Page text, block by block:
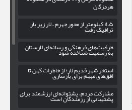
هرمزگان
۱۱.۵ کیلومتر از محور جهرم ـ لار زیر بار
ترافیک رفت
ظرفیت‌های فرهنگی و رسانه‌ای لارستان
به رسمیت شناخته شود
استخر شهر قدیم لار؛ از خاطرات کهن تا
افق‌های مبهم برای بازسازی
مشارکت مردم، پشتوانه‌ای ارزشمند برای
پشتیبانی از رزمندگان است